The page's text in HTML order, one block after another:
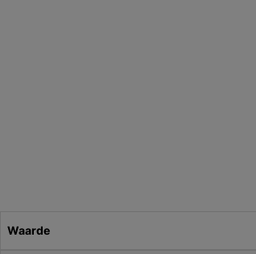
Waarde